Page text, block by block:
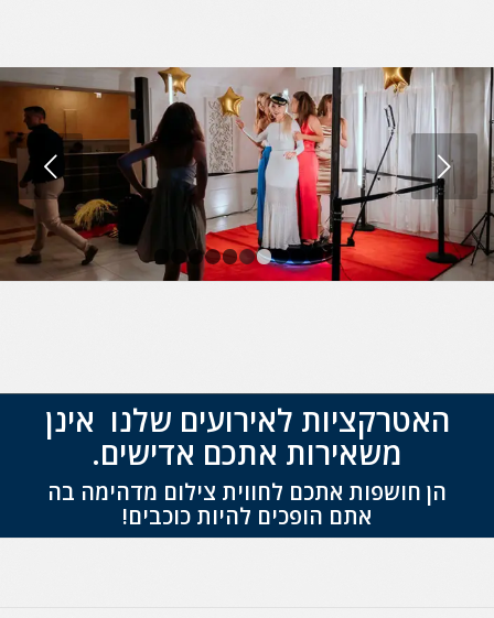
הקודם
1 2 3 4 5 6 7 8 9 1011
האטרקציות לאירועים שלנו אינן
משאירות אתכם אדישים.
הן חושפות אתכם לחווית צילום מדהימה בה
אתם הופכים להיות כוכבים!